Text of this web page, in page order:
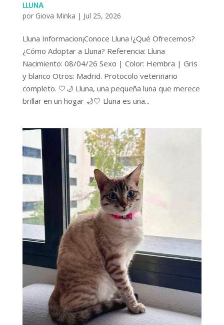
LLUNA
por Giova Minka | Jul 25, 2026
Lluna Informacion¡Conoce Lluna !¿Qué Ofrecemos?
¿Cómo Adoptar a Lluna? Referencia: Lluna
Nacimiento: 08/04/26 Sexo | Color: Hembra | Gris
y blanco Otros: Madrid. Protocolo veterinario
completo. 🤍🌙 Lluna, una pequeña luna que merece
brillar en un hogar 🌙🤍 Lluna es una...